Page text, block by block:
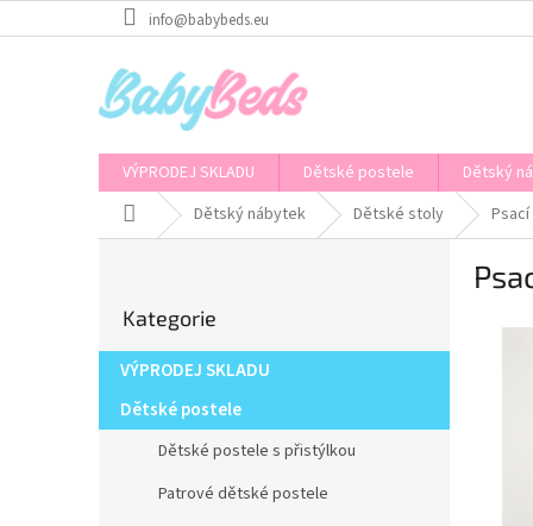
na
info@babybeds.eu
VÝPRODEJ SKLADU Dětské postele Dětský
Domů Dětský nábytek Dětské stoly
r
n
kategorie
Kategorie
VÝPRODEJ SKLADU
Dětské postele
Dětské postele s přistýlkou
Patrové dětské postele